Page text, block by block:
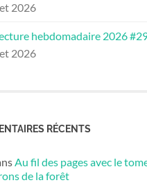
2026
hebdomadaire 2026
2026
RÉCENTS
Au fil des pages avec le
de la forêt